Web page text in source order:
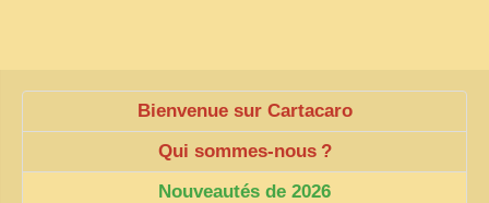
ALBUMS FAMILLE
Bienvenue sur Cartacaro
Qui sommes-nous ?
Nouveautés de 2026